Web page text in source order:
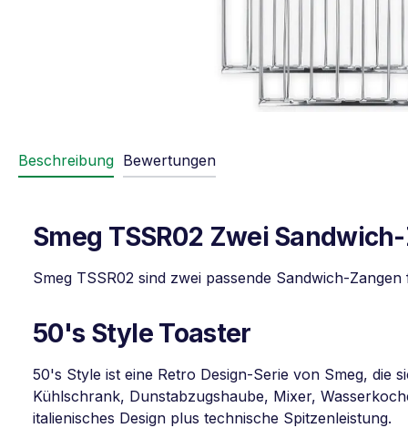
Beschreibung Bewertungen
Smeg TSSR02 Zwei
Smeg TSSR02 sind zwei passende Sandwich-
50's Style Toaster
50's Style ist eine Retro Design-Serie von Smeg, die
Kühlschrank, Dunstabzugshaube, Mixer,
italienisches Design plus technische Spitzenleistung.